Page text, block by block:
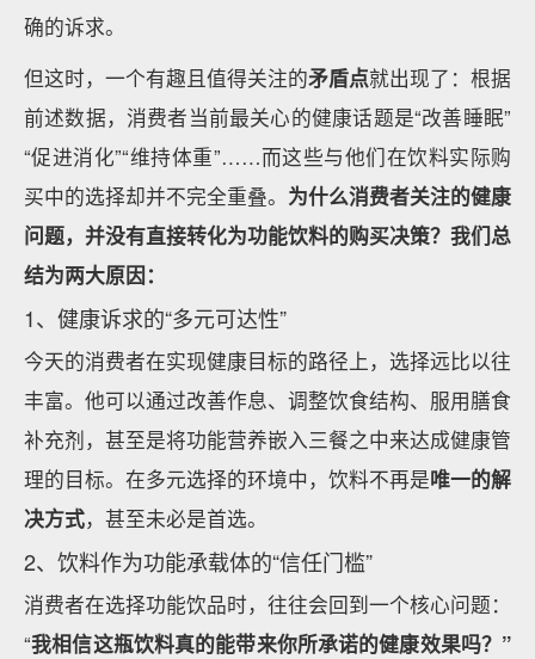
确的诉求。
但这时，一个有趣且值得关注的矛盾点就出现了：根据
前述数据，消费者当前最关心的健康话题是“改善睡眠”
“促进消化”“维持体重”……而这些与他们在饮料实际购
买中的选择却并不完全重叠。 为什么消费者关注的健康
问题，并没有直接转化为功能饮料的购买决策？我们总
结为两大原因：
1、健康诉求的“多元可达性”
今天的消费者在实现健康目标的路径上，选择远比以往
丰富。他可以通过改善作息、调整饮食结构、服用膳食
补充剂，甚至是将功能营养嵌入三餐之中来达成健康管
理的目标。在多元选择的环境中，饮料不再是唯一的解
决方式，甚至未必是首选。
2、饮料作为功能承载体的“信任门槛”
消费者在选择功能饮品时，往往会回到一个核心问题：
“我相信这瓶饮料真的能带来你所承诺的健康效果吗？”